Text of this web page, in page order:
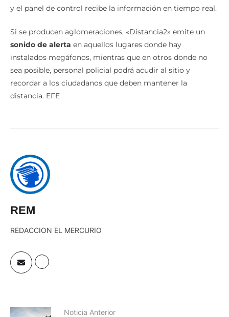
y el panel de control recibe la información en tiempo real.
Si se producen aglomeraciones, «Distancia2» emite un
sonido de alerta en aquellos lugares donde hay
instalados megáfonos, mientras que en otros donde no
sea posible, personal policial podrá acudir al sitio y
recordar a los ciudadanos que deben mantener la
distancia. EFE
REM
REDACCION EL MERCURIO
Noticia Anterior